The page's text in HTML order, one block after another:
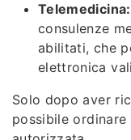
Telemedicina:
consulenze
abilitati, che
elettronica
Solo dopo aver
possibile